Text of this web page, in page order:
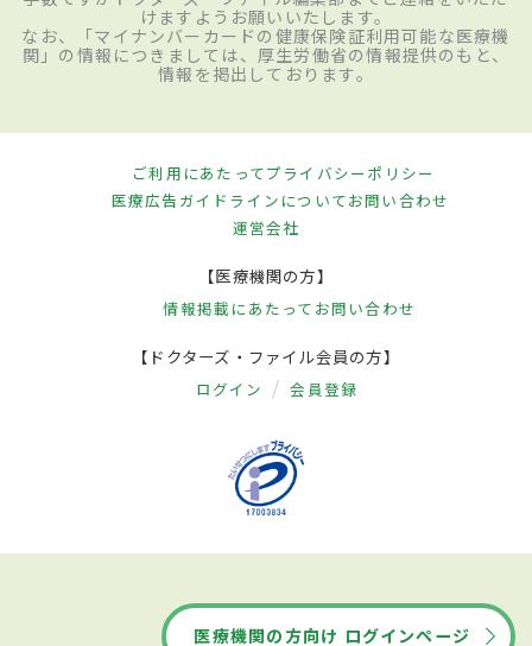
けますようお願いいたします。
なお、「マイナンバーカードの健康保険証利用可能な医療機
関」の情報につきましては、厚生労働省の情報提供のもと、
情報を掲出しております。
ご利用にあたってプライバシーポリシー
医療広告ガイドラインについてお問い合わせ
運営会社
【医療機関の方】
情報掲載にあたって お問い合わせ
【ドクターズ・ファイル会員の方】
ログイン 会員登録
医療機関の方向け ログインページ